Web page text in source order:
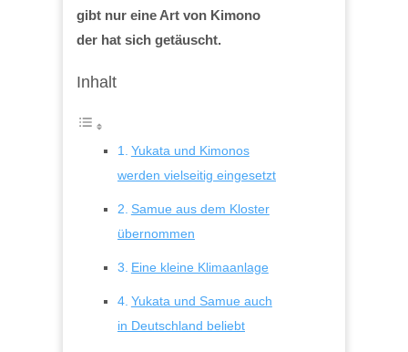
gibt nur eine Art von Kimono
der hat sich getäuscht.
Inhalt
Yukata und Kimonos
werden vielseitig eingesetzt
Samue aus dem Kloster
übernommen
Eine kleine Klimaanlage
Yukata und Samue auch
in Deutschland beliebt